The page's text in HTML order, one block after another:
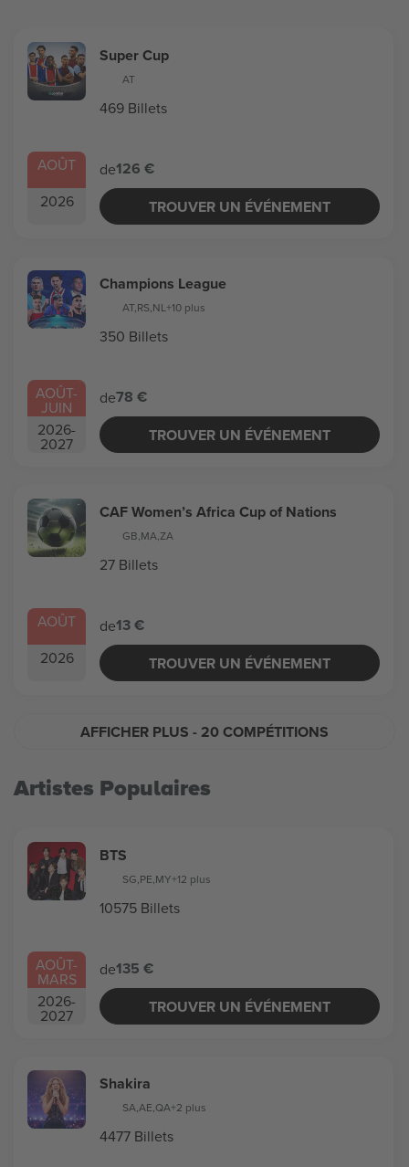
AOÛT
2026
Super Cup
AT
469 Billets
de126 €
TROUVER UN ÉVÉNEMENT
AOÛT-
JUIN
2026-
2027
Champions League
AT,RS,NL+10 plus
350 Billets
de78 €
TROUVER UN ÉVÉNEMENT
AOÛT
2026
CAF Women’s Africa Cup of Nations
GB,MA,ZA
27 Billets
de13 €
TROUVER UN ÉVÉNEMENT
AFFICHER PLUS - 20 COMPÉTITIONS
Artistes Populaires
AOÛT-
MARS
2026-
2027
BTS
SG,PE,MY+12 plus
10575 Billets
de135 €
TROUVER UN ÉVÉNEMENT
Shakira
SA,AE,QA+2 plus
4477 Billets